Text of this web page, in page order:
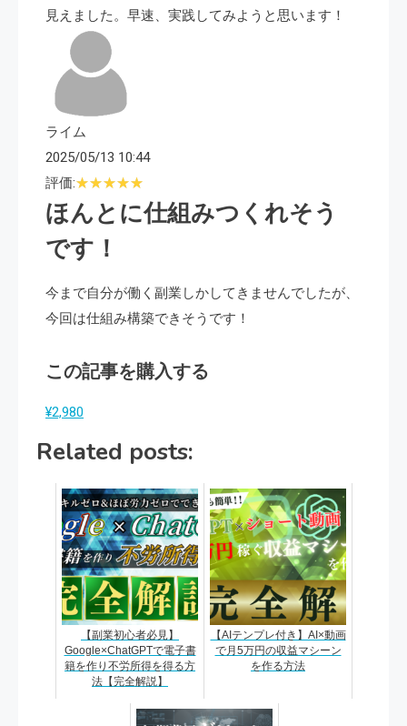
見えました。早速、実践してみようと思います！
ライム
2025/05/13 10:44
評価:
ほんとに仕組みつくれそう
です！
今まで自分が働く副業しかしてきませんでしたが、
今回は仕組み構築できそうです！
この記事を購入する
¥2,980
Related posts:
【副業初心者必見】
Google×ChatGPTで電子書
籍を作り不労所得を得る方
法【完全解説】
【AIテンプレ付き】AI×動画
で月5万円の収益マシーン
を作る方法